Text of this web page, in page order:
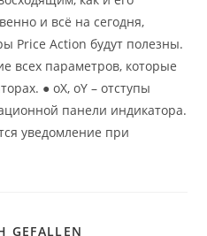
и всё на сегодня,
Price Action будут полезны.
всех параметров, которые
● oX, oY – отступы
панели индикатора.
уведомление при
GEFALLEN